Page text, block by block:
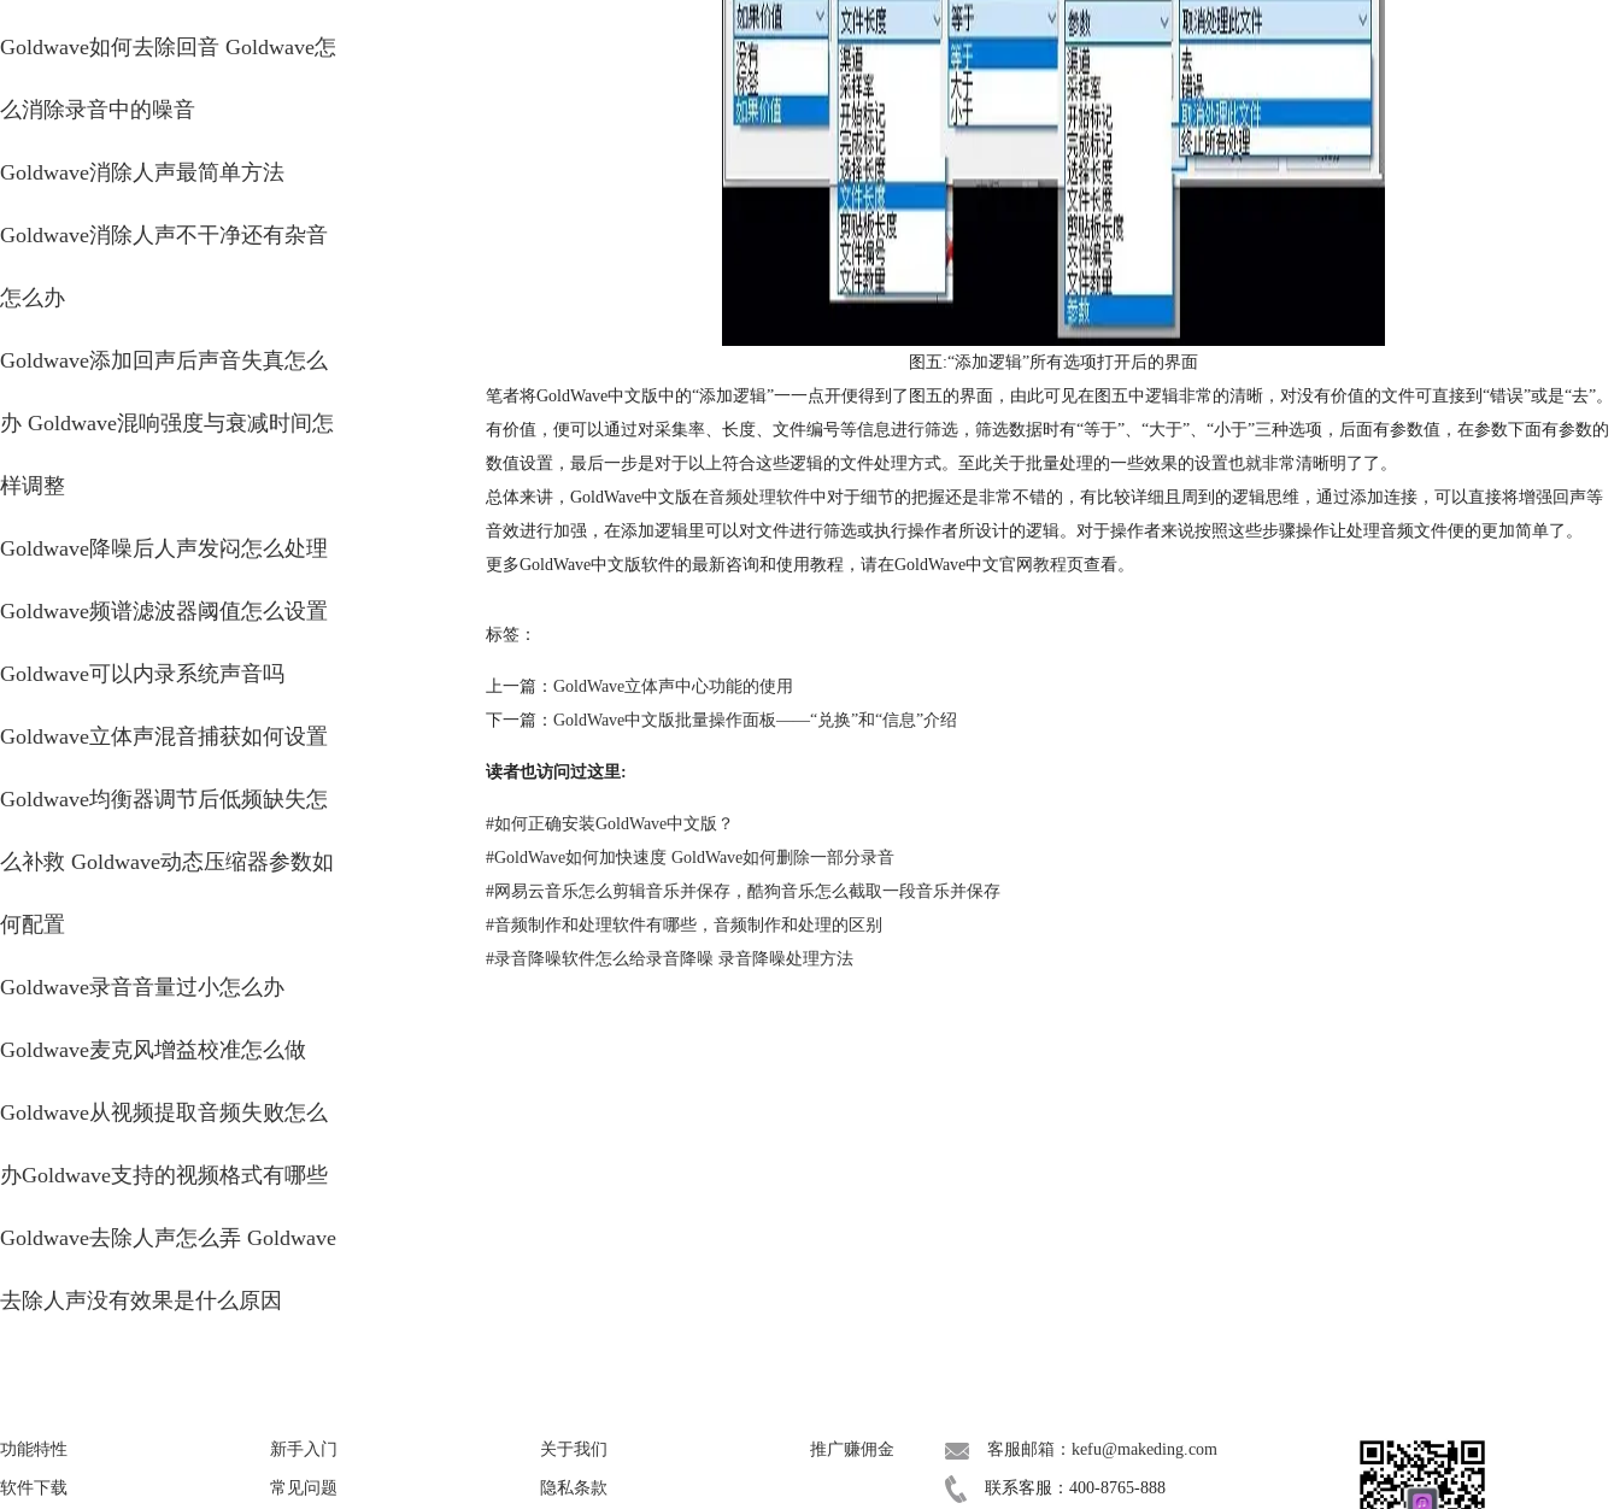
Goldwave如何去除回音 Goldwave怎
么消除录音中的噪音
Goldwave消除人声最简单方法
Goldwave消除人声不干净还有杂音
怎么办
Goldwave添加回声后声音失真怎么
办 Goldwave混响强度与衰减时间怎
样调整
Goldwave降噪后人声发闷怎么处理
Goldwave频谱滤波器阈值怎么设置
Goldwave可以内录系统声音吗
Goldwave立体声混音捕获如何设置
Goldwave均衡器调节后低频缺失怎
么补救 Goldwave动态压缩器参数如
何配置
Goldwave录音音量过小怎么办
Goldwave麦克风增益校准怎么做
Goldwave从视频提取音频失败怎么
办Goldwave支持的视频格式有哪些
Goldwave去除人声怎么弄 Goldwave
去除人声没有效果是什么原因
图五:“添加逻辑”所有选项打开后的界面
笔者将GoldWave中文版中的“添加逻辑”一一点开便得到了图五的界面，由此可见在图五中逻辑非常的清晰，对没有价值的文件可直接到“错误”或是“去”。
有价值，便可以通过对采集率、长度、文件编号等信息进行筛选，筛选数据时有“等于”、“大于”、“小于”三种选项，后面有参数值，在参数下面有参数的
数值设置，最后一步是对于以上符合这些逻辑的文件处理方式。至此关于批量处理的一些效果的设置也就非常清晰明了了。
总体来讲，GoldWave中文版在音频处理软件中对于细节的把握还是非常不错的，有比较详细且周到的逻辑思维，通过添加连接，可以直接将增强回声等
音效进行加强，在添加逻辑里可以对文件进行筛选或执行操作者所设计的逻辑。对于操作者来说按照这些步骤操作让处理音频文件便的更加简单了。
更多GoldWave中文版软件的最新咨询和使用教程，请在GoldWave中文官网教程页查看。
标签：
上一篇：GoldWave立体声中心功能的使用
下一篇：GoldWave中文版批量操作面板——“兑换”和“信息”介绍
读者也访问过这里:
#如何正确安装GoldWave中文版？
#GoldWave如何加快速度 GoldWave如何删除一部分录音
#网易云音乐怎么剪辑音乐并保存，酷狗音乐怎么截取一段音乐并保存
#音频制作和处理软件有哪些，音频制作和处理的区别
#录音降噪软件怎么给录音降噪 录音降噪处理方法
功能特性
软件下载
新手入门
常见问题
关于我们
隐私条款
推广赚佣金 客服邮箱：kefu@makeding.com
联系客服：400-8765-888